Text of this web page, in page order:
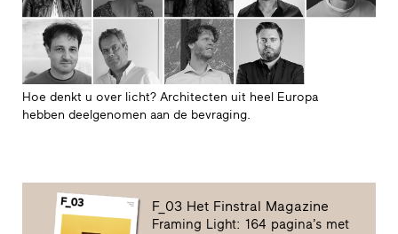
Hoe denkt u over licht? Architecten uit heel Europa
hebben deelgenomen aan de bevraging.
F_03 Het Finstral Magazine
Framing Light: 164 pagina’s met